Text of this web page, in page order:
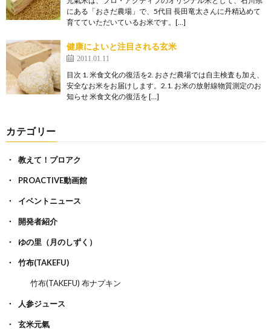
にある「おさだ農場」で、5代目 長田竜太さんに丹精込めて
育てていただいているお米です。[…]
健康によいと注目される玄米
2011.01.11
目次 1. 米食文化の復活を2. おさだ農場では自主検査も加え、
安全なお米をお届けします。2.1. お米の放射線物質測定のお
知らせ 米食文化の復活を […]
カテゴリー
教えて！プロアク
PROACTIVE動画館
イベントニュース
開発者紹介
ゆの里（月のしずく）
竹布(TAKEFU)
竹布(TAKEFU) 布ナプキン
人参ジュース
玄米元氣